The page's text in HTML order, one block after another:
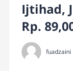
Ijtihad,
Rp.
fuadzaini